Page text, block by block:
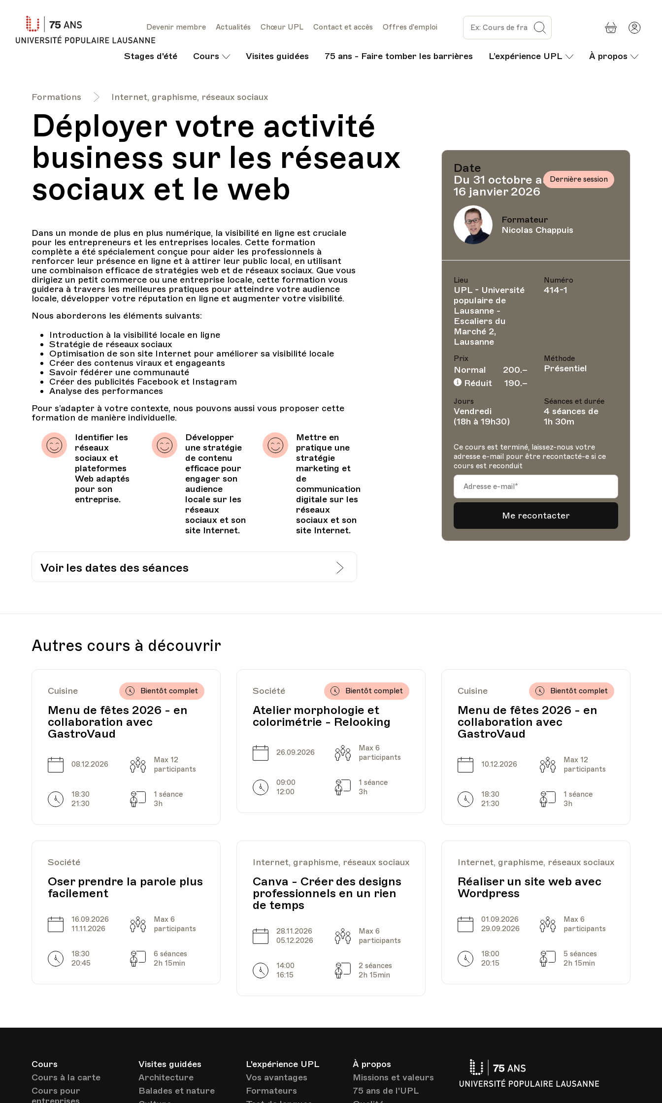
Université
Lausanne
Formations Internet, graphisme, réseaux sociaux
Déployer votre activité
business sur les réseaux
sociaux et le web
Dans un monde de plus en plus numérique, la visibilité en ligne est cruciale
pour les entrepreneurs et les entreprises locales. Cette formation
complète a été spécialement conçue pour aider les professionnels à
renforcer leur présence en ligne et à attirer leur public local, en utilisant
une combinaison efficace de stratégies web et de réseaux sociaux. Que vous
dirigiez un petit commerce ou une entreprise locale, cette formation vous
guidera à travers les meilleures pratiques pour atteindre votre audience
locale, développer votre réputation en ligne et augmenter votre visibilité.
Nous aborderons les éléments suivants:
Introduction à la visibilité locale en ligne
Stratégie de réseaux sociaux
Optimisation de son site Internet pour améliorer sa visibilité locale
Créer des contenus viraux et engageants
Savoir fédérer une communauté
Créer des publicités Facebook et Instagram
Analyse des performances
Pour s’adapter à votre contexte, nous pouvons aussi vous proposer cette
formation de manière individuelle.
Identifier les
réseaux
sociaux et
plateformes
Web adaptés
pour son
entreprise.
Développer
une stratégie
de contenu
efficace pour
engager son
audience
locale sur les
réseaux
sociaux et son
site Internet.
Mettre en
pratique une
stratégie
marketing et
de
communication
digitale sur les
réseaux
sociaux et son
site Internet.
Date
Du 31 octobre au
16 janvier 2026
Dernière session
Formateur
Nicolas Chappuis
Lieu
UPL - Université
populaire de
Lausanne -
Escaliers du
Marché 2,
Lausanne
Numéro
414-1
Prix
Normal
200.–
Réduit
190.–
Méthode
Présentiel
Jours
Vendredi
(18h à 19h30)
Séances et durée
4 séances de
1h 30m
Ce cours est terminé, laissez-nous votre
adresse e-mail pour être recontacté-e si ce
cours est reconduit
Voir les dates des séances
populaire de Lausanne -
UPL - Université
Escaliers du Marché 2,
Lausanne
Date12.12.2025 Heure
18.00
populaire de Lausanne -
Escaliers du Marché 2,
UPL - Université
Escaliers du Marché 2,
Lausanne
Autres cours à découvrir
Cuisine
Menu de fêtes 2026 - en
collaboration avec
GastroVaud
Bientôt complet
Date
08.12.2026 Capacité
Max 12
participants
Horarires
18:30
21:30
Séances
1 séance
3h
Société
Atelier morphologie et
colorimétrie - Relooking
Bientôt complet
Date
26.09.2026 Capacité
Max 6
participants
Horarires
09:00
12:00
Séances
1 séance
3h
Cuisine
Menu de fêtes 2026 - en
collaboration avec
GastroVaud
Bientôt complet
Date
10.12.2026 Capacité
Max 12
participants
Horarires
18:30
21:30
Séances
1 séance
3h
Société
Oser prendre la parole plus
facilement
Date
16.09.2026
11.11.2026
Capacité
Max 6
participants
Horarires
18:30
20:45
Séances
6 séances
2h 15min
Internet, graphisme, réseaux sociaux
Canva - Créer des designs
professionnels en un rien
de temps
Date
28.11.2026
05.12.2026
Capacité
Max 6
participants
Horarires
14:00
16:15
Séances
2 séances
2h 15min
Internet, graphisme, réseaux sociaux
Réaliser un site web avec
Wordpress
Date
01.09.2026
29.09.2026
Capacité
Max 6
participants
Horarires
18:00
20:15
Séances
5 séances
2h 15min
Cours
Cours à la carte
Cours pour
entreprises
Visites guidées
Architecture
Balades et nature
L'expérience UPL
Vos avantages
Formateurs
À propos
Missions et valeurs
75 ans de l'UPL
Panier
Stages d'été Cours Visites guidées 75 ans - Faire tomber les barrières L’expérience UPL À propos
Devenir membre Actualités Chœur UPL Contact et accès Offres d'emploi